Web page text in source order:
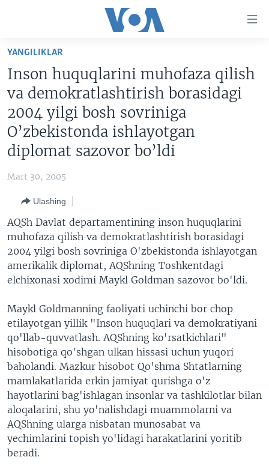
Boshiga
Qidiruvga
o'ting
AMERIKA
MARKAZIY OSIYO
XALQARO
VATANDOSHLAR
VASHINGTON CHOYXONASI
MOBIL-SALOM!
VIDEO
YOUTUBE
INSTAGRAM
ODNOKLASSNIKI
TWITTER
SOUNDCLOUD
EDITORIAL
Learning English
YANGILIKLAR
Inson huquqlarini muhofaza qilish
va demokratlashtirish borasidagi
2004 yilgi bosh sovriniga
O’zbekistonda ishlayotgan
diplomat sazovor bo’ldi
Mart 30, 2005
Ulashing
AQSh Davlat departamentining inson huquqlarini
muhofaza qilish va demokratlashtirish borasidagi
2004 yilgi bosh sovriniga O'zbekistonda ishlayotgan
amerikalik diplomat, AQShning Toshkentdagi
elchixonasi xodimi Maykl Goldman sazovor bo'ldi.
Maykl Goldmanning faoliyati uchinchi bor chop
etilayotgan yillik "Inson huquqlari va demokratiyani
qo'llab-quvvatlash. AQShning ko'rsatkichlari"
hisobotiga qo'shgan ulkan hissasi uchun yuqori
baholandi. Mazkur hisobot Qo'shma Shtatlarning
mamlakatlarida erkin jamiyat qurishga o'z
hayotlarini bag'ishlagan insonlar va tashkilotlar bilan
aloqalarini, shu yo'nalishdagi muammolarni va
AQShning ularga nisbatan munosabat va
yechimlarini topish yo'lidagi harakatlarini yoritib
beradi.